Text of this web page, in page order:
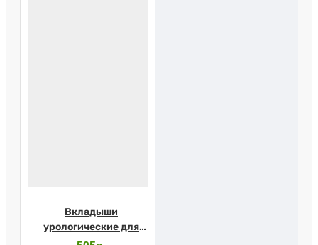
Вкладыши
урологические для
мужчин SENI MAN